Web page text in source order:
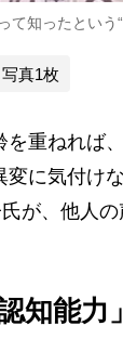
て知ったという
写真1枚
重ねれば
に気付け
が、他人
知能力」